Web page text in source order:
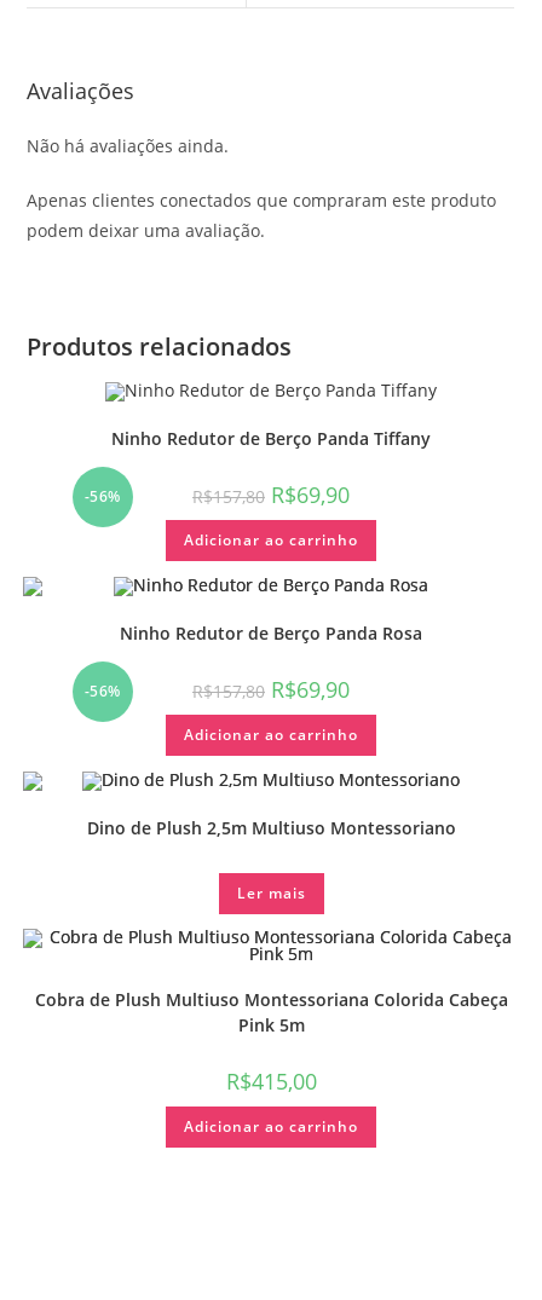
Avaliações
Não há avaliações ainda.
Apenas clientes conectados que compraram este produto
podem deixar uma avaliação.
Produtos relacionados
-56%
Ninho Redutor de Berço Panda Tiffany
R$157,80 O
preço
original
era:
R$157,80.
R$69,90O
atual
é:
R$69,90.
Adicionar ao carrinho
-56%
Ninho Redutor de Berço Panda Rosa
R$157,80 O
preço
original
era:
R$157,80.
R$69,90O
atual
é:
R$69,90.
Adicionar ao carrinho
Dino de Plush 2,5m Multiuso Montessoriano
Ler mais
Cobra de Plush Multiuso Montessoriana Colorida Cabeça
Pink 5m
R$415,00
Adicionar ao carrinho